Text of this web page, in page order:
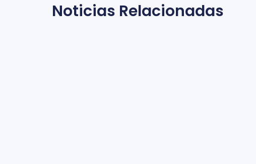
Noticias Relacionadas